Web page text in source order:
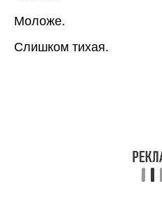
Моложе.
Слишком тихая.